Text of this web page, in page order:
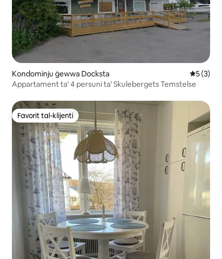
Kondominju ġewwa Docksta Rating
5 (3)
Appartament ta' 4 persuni ta' Skulebergets Temstelse
Favorit tal-klijenti
Favorit tal-klijenti